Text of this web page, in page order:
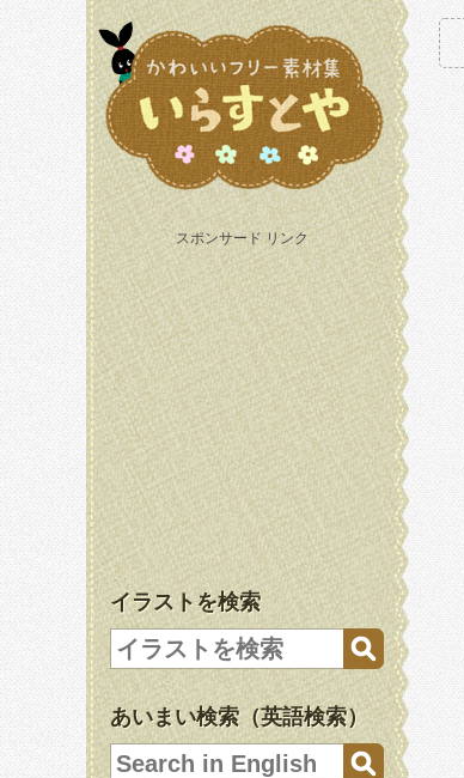
スポンサード リンク
イラストを検索
あいまい検索（英語検索）